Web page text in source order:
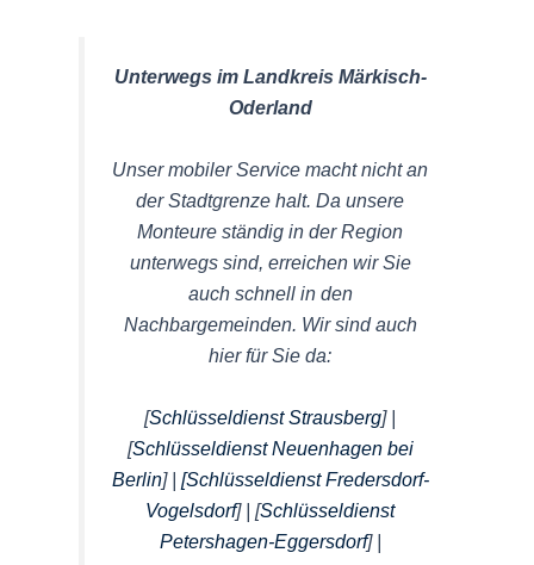
Unterwegs im Landkreis Märkisch-
Oderland
Unser mobiler Service macht nicht an
der Stadtgrenze halt. Da unsere
Monteure ständig in der Region
unterwegs sind, erreichen wir Sie
auch schnell in den
Nachbargemeinden. Wir sind auch
hier für Sie da:
[Schlüsseldienst Strausberg] |
[Schlüsseldienst Neuenhagen bei
Berlin] | [Schlüsseldienst Fredersdorf-
Vogelsdorf] | [Schlüsseldienst
Petershagen-Eggersdorf] |